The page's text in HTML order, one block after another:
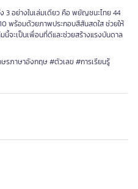
อย่างในเล่มเดียว คือ พยัญชนะไทย 44
พร้อมด้วยภาพประกอบสีสันสดใส ช่วยให้
นี้จะเป็นเพื่อนที่ดีและช่วยสร้างแรงบันดาล
ภาษาอังกฤษ #ตัวเลข #การเรียนรู้